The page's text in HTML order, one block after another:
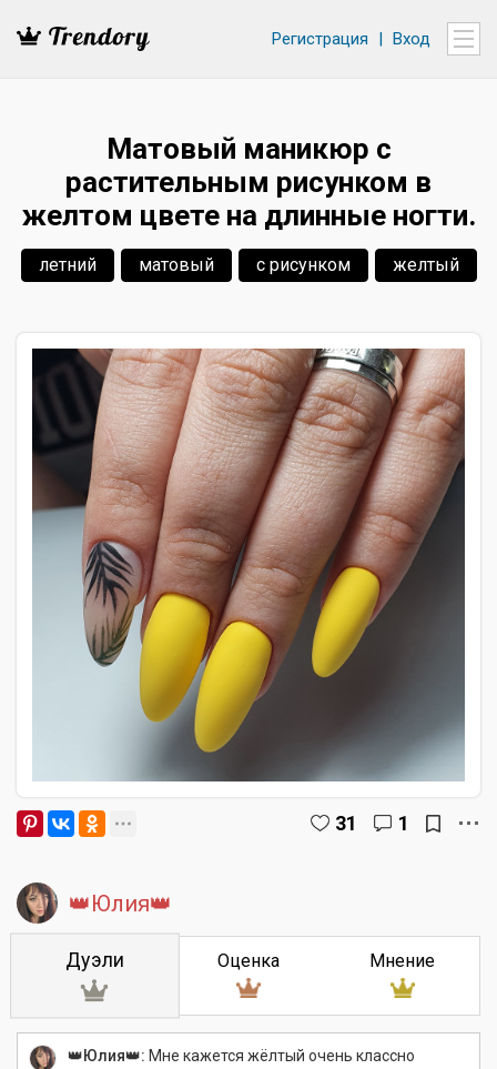
Регистрация | Вход
Матовый маникюр с
растительным рисунком в
желтом цвете на длинные ногти.
летний матовый с рисунком желтый
31 1
👑Юлия👑
Дуэли Оценка Мнение
👑Юлия👑: Мне кажется жёлтый очень классно